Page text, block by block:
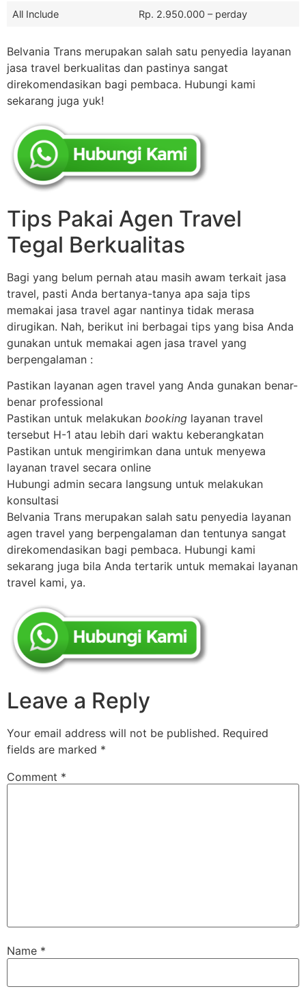
All Include Rp. 2.950.000 – perday
Belvania Trans merupakan salah satu penyedia layanan
jasa travel berkualitas dan pastinya sangat
direkomendasikan bagi pembaca. Hubungi kami
sekarang juga yuk!
Tips Pakai Agen Travel
Tegal Berkualitas
Bagi yang belum pernah atau masih awam terkait jasa
travel, pasti Anda bertanya-tanya apa saja tips
memakai jasa travel agar nantinya tidak merasa
dirugikan. Nah, berikut ini berbagai tips yang bisa Anda
gunakan untuk memakai agen jasa travel yang
berpengalaman :
Pastikan layanan agen travel yang Anda gunakan benar-
benar professional
Pastikan untuk melakukan booking layanan travel
tersebut H-1 atau lebih dari waktu keberangkatan
Pastikan untuk mengirimkan dana untuk menyewa
layanan travel secara online
Hubungi admin secara langsung untuk melakukan
konsultasi
Belvania Trans merupakan salah satu penyedia layanan
agen travel yang berpengalaman dan tentunya sangat
direkomendasikan bagi pembaca. Hubungi kami
sekarang juga bila Anda tertarik untuk memakai layanan
travel kami, ya.
Leave a Reply
Your email address will not be published. Required
fields are marked *
Comment *
Name *